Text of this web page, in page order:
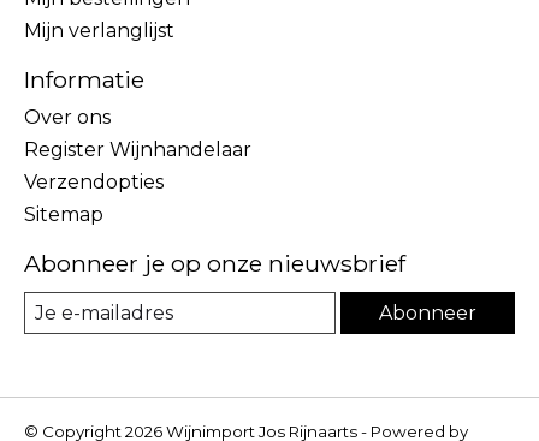
Mijn verlanglijst
Informatie
Over ons
Register Wijnhandelaar
Verzendopties
Sitemap
Abonneer je op onze nieuwsbrief
Abonneer
© Copyright 2026 Wijnimport Jos Rijnaarts - Powered by